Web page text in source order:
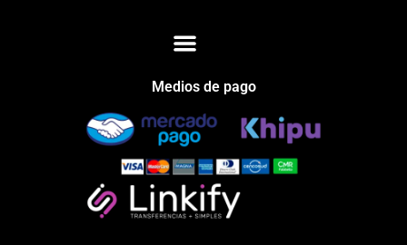
Medios de pago